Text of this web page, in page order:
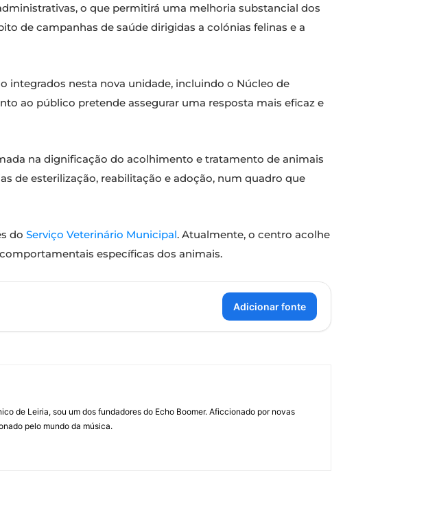
o que permitirá uma melhoria substancial dos
de campanhas de saúde dirigidas a colónias felinas e a
integrados nesta nova unidade, incluindo o Núcleo de
ao público pretende assegurar uma resposta mais eficaz e
na dignificação do acolhimento e tratamento de animais
de esterilização, reabilitação e adoção, num quadro que
do Serviço Veterinário Municipal. Atualmente, o centro acolhe
específicas dos animais.
Adicionar fonte
de Leiria, sou um dos fundadores do Echo Boomer. Aficcionado por novas
pelo mundo da música.